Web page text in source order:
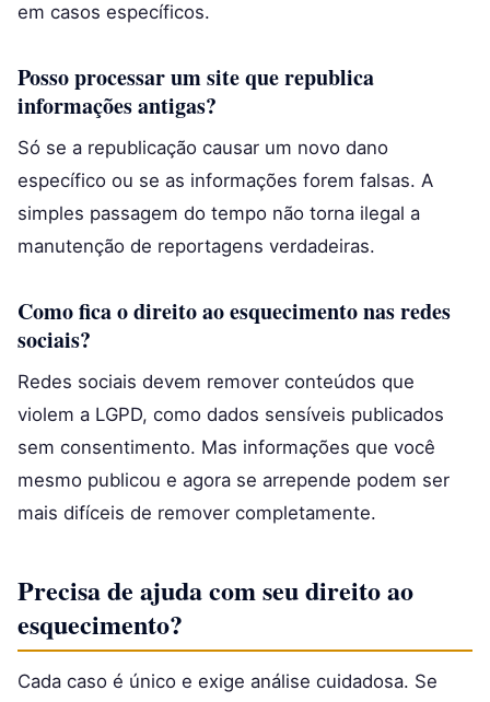
em casos específicos.
Posso processar um site que republica
informações antigas?
Só se a republicação causar um novo dano
específico ou se as informações forem falsas. A
simples passagem do tempo não torna ilegal a
manutenção de reportagens verdadeiras.
Como fica o direito ao esquecimento nas redes
sociais?
Redes sociais devem remover conteúdos que
violem a LGPD, como dados sensíveis publicados
sem consentimento. Mas informações que você
mesmo publicou e agora se arrepende podem ser
mais difíceis de remover completamente.
Precisa de ajuda com seu direito ao
esquecimento?
Cada caso é único e exige análise cuidadosa. Se